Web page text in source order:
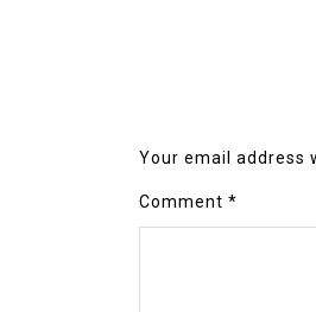
Your email address
Comment *